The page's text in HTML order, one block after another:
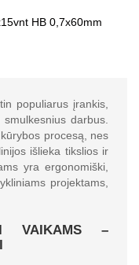
HB 0,7x60mm
populiarus įrankis,
darbus.
procesą, nes
išlieka tikslios ir
yra ergonomiški,
projektams,
VAIKAMS –